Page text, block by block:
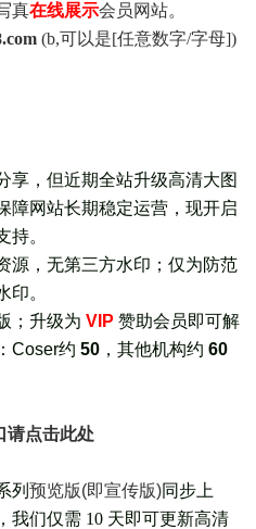
真在线展示会员网站。
(b,可以是[任意数字/字母])
享，但近期全站升级高清大图
障网站长期稳定运营，现开启
持。
源，无第三方水印；仅为防范
印。
； 升级为 VIP 赞助会员即可解
Coser约 50 ，其他机构约 60
请点击此处
列 预览版(即宣传版)同步上
我们仅需 10 天即可更新高清